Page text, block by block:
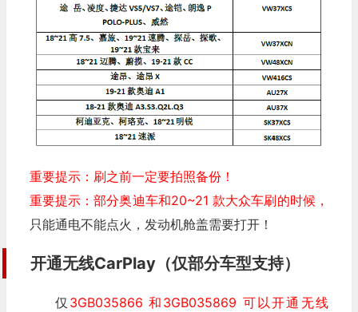
重要提示：刷之前一定要拍照备份！
重要提示：部分奥迪车和20~21 款大众车刷的时候，
只能通电不能点火，发动机舱盖需要打开！
开通无线CarPlay（仅部分车型支持）
仅 3GB035866 和3GB035869 可以开通无线